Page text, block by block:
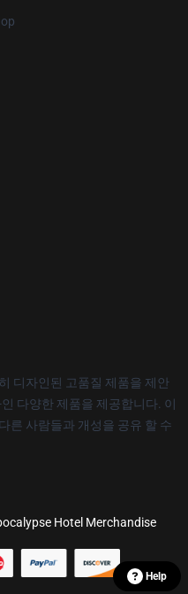
디자인된 고품질 제품을 제안
다양한 제품을 제공합니다. 이
른 사람들과 개성을 공유 할 수
Hotel Merchandise
Help